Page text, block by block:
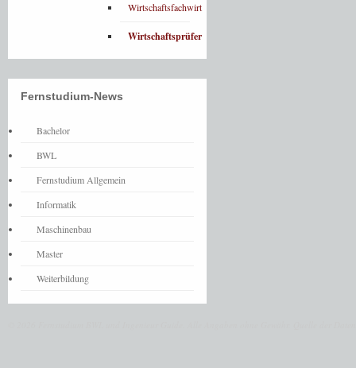
Wirtschaftsfachwirt
Wirtschaftsprüfer
Fernstudium-News
Bachelor
BWL
Fernstudium Allgemein
Informatik
Maschinenbau
Master
Weiterbildung